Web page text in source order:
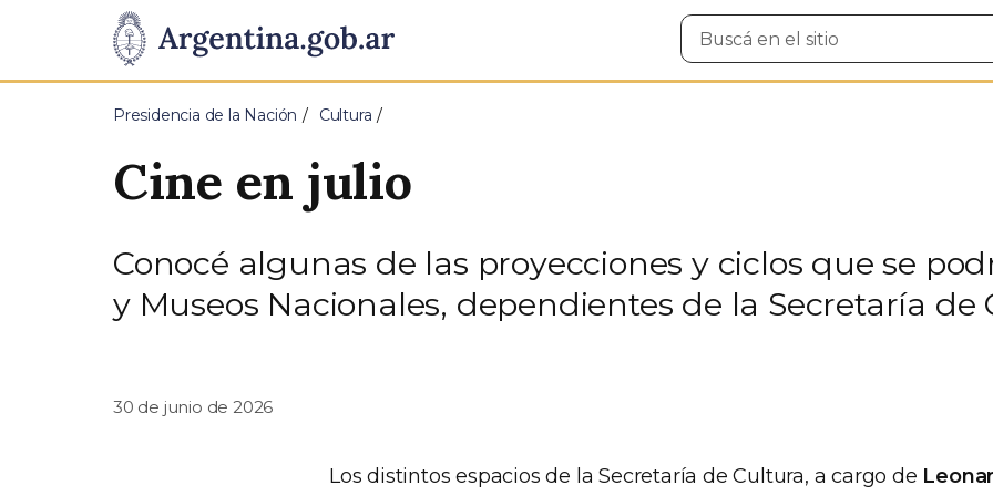
Presidencia
de
Pasar al contenido principal
Buscar
en
Presidencia de la Nación Cultura
Cine en julio
Conocé algunas de las proyecciones y ciclos que se
y Museos Nacionales, dependientes de la Secretaría de
30 de junio de 2026
Los distintos espacios de la Secretaría de Cultura, a cargo de